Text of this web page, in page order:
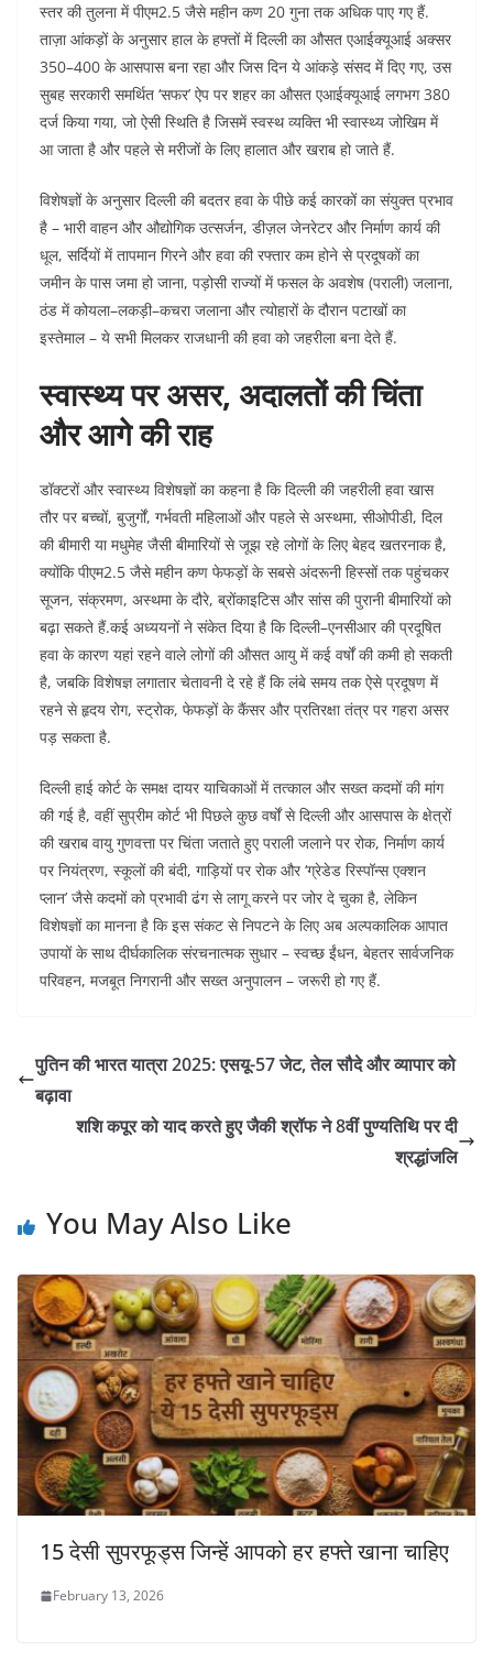
स्तर की तुलना में पीएम2.5 जैसे महीन कण 20 गुना तक अधिक पाए गए हैं.​
ताज़ा आंकड़ों के अनुसार हाल के हफ्तों में दिल्ली का औसत एआईक्यूआई अक्सर
350–400 के आसपास बना रहा और जिस दिन ये आंकड़े संसद में दिए गए, उस
सुबह सरकारी समर्थित ‘सफर’ ऐप पर शहर का औसत एआईक्यूआई लगभग 380
दर्ज किया गया, जो ऐसी स्थिति है जिसमें स्वस्थ व्यक्ति भी स्वास्थ्य जोखिम में
आ जाता है और पहले से मरीजों के लिए हालात और खराब हो जाते हैं.​
विशेषज्ञों के अनुसार दिल्ली की बदतर हवा के पीछे कई कारकों का संयुक्त प्रभाव
है – भारी वाहन और औद्योगिक उत्सर्जन, डीज़ल जेनरेटर और निर्माण कार्य की
धूल, सर्दियों में तापमान गिरने और हवा की रफ्तार कम होने से प्रदूषकों का
जमीन के पास जमा हो जाना, पड़ोसी राज्यों में फसल के अवशेष (पराली) जलाना,
ठंड में कोयला–लकड़ी–कचरा जलाना और त्योहारों के दौरान पटाखों का
इस्तेमाल – ये सभी मिलकर राजधानी की हवा को जहरीला बना देते हैं.​
स्वास्थ्य पर असर, अदालतों की चिंता
और आगे की राह
डॉक्टरों और स्वास्थ्य विशेषज्ञों का कहना है कि दिल्ली की जहरीली हवा खास
तौर पर बच्चों, बुजुर्गों, गर्भवती महिलाओं और पहले से अस्थमा, सीओपीडी, दिल
की बीमारी या मधुमेह जैसी बीमारियों से जूझ रहे लोगों के लिए बेहद खतरनाक है,
क्योंकि पीएम2.5 जैसे महीन कण फेफड़ों के सबसे अंदरूनी हिस्सों तक पहुंचकर
सूजन, संक्रमण, अस्थमा के दौरे, ब्रोंकाइटिस और सांस की पुरानी बीमारियों को
बढ़ा सकते हैं.​कई अध्ययनों ने संकेत दिया है कि दिल्ली–एनसीआर की प्रदूषित
हवा के कारण यहां रहने वाले लोगों की औसत आयु में कई वर्षों की कमी हो सकती
है, जबकि विशेषज्ञ लगातार चेतावनी दे रहे हैं कि लंबे समय तक ऐसे प्रदूषण में
रहने से हृदय रोग, स्ट्रोक, फेफड़ों के कैंसर और प्रतिरक्षा तंत्र पर गहरा असर
पड़ सकता है.​
दिल्ली हाई कोर्ट के समक्ष दायर याचिकाओं में तत्काल और सख्त कदमों की मांग
की गई है, वहीं सुप्रीम कोर्ट भी पिछले कुछ वर्षों से दिल्ली और आसपास के क्षेत्रों
की खराब वायु गुणवत्ता पर चिंता जताते हुए पराली जलाने पर रोक, निर्माण कार्य
पर नियंत्रण, स्कूलों की बंदी, गाड़ियों पर रोक और ‘ग्रेडेड रिस्पॉन्स एक्शन
प्लान’ जैसे कदमों को प्रभावी ढंग से लागू करने पर जोर दे चुका है, लेकिन
विशेषज्ञों का मानना है कि इस संकट से निपटने के लिए अब अल्पकालिक आपात
उपायों के साथ दीर्घकालिक संरचनात्मक सुधार – स्वच्छ ईंधन, बेहतर सार्वजनिक
परिवहन, मजबूत निगरानी और सख्त अनुपालन – जरूरी हो गए हैं.
पुतिन की भारत यात्रा 2025: एसयू-57 जेट, तेल सौदे और व्यापार को
बढ़ावा
शशि कपूर को याद करते हुए जैकी श्रॉफ ने 8वीं पुण्यतिथि पर दी
श्रद्धांजलि
You May Also Like
15 देसी सुपरफूड्स जिन्हें आपको हर हफ्ते खाना चाहिए
February 13, 2026